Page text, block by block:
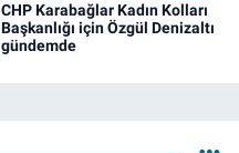
CHP Karabağlar Kadın Kolları
Başkanlığı için Özgül Denizaltı
gündemde